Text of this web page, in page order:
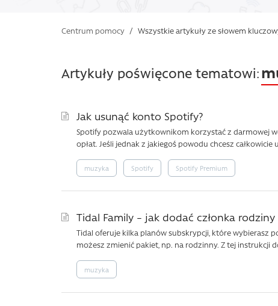
Centrum pomocy / Wszystkie artykuły ze słowem
Artykuły poświęcone tematowi:
Jak usunąć konto Spotify?
Spotify pozwala użytkownikom korzystać z darmowej
opłat. Jeśli jednak z jakiegoś powodu chcesz
muzyka Spotify Spotify Premium
Tidal Family – jak dodać członka
Tidal oferuje kilka planów subskrypcji, które wybierasz
możesz zmienić pakiet, np. na rodzinny. Z tej instrukcji
muzyka